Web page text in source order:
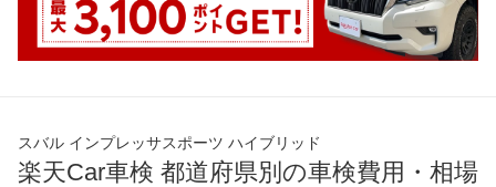
スバル インプレッサスポーツ ハイブリッド
楽天Car車検 都道府県別の車検費用・相場